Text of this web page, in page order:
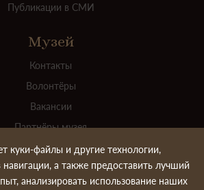
Публикации в СМИ
Музей
Контакты
Волонтёры
Вакансии
Партнёры музея
Для прессы
документы
куки-файлы и другие технологии,
а также предоставить лучший
анализировать использование наших